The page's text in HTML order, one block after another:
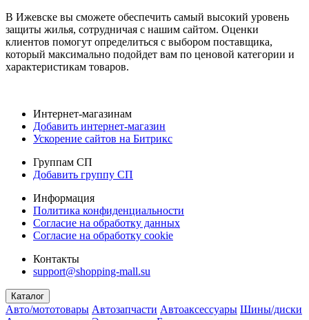
В Ижевске вы сможете обеспечить самый высокий уровень
защиты жилья, сотрудничая с нашим сайтом. Оценки
клиентов помогут определиться с выбором поставщика,
который максимально подойдет вам по ценовой категории и
характеристикам товаров.
Интернет-магазинам
Добавить интернет-магазин
Ускорение сайтов на Битрикс
Группам СП
Добавить группу СП
Информация
Политика конфиденциальности
Согласие на обработку данных
Согласие на обработку cookie
Контакты
support@shopping-mall.su
Каталог
Авто/мототовары Автозапчасти Автоаксессуары Шины/диски